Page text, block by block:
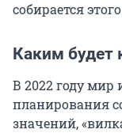
собирается
Каким будет
В 2022 году мир
планирования
значений,